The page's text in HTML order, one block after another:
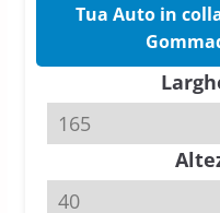
Tua Auto in